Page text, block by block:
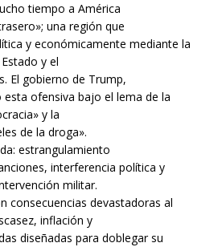
tiempo a América
una región que
y económicamente mediante la
y el
El gobierno de Trump,
ofensiva bajo el lema de la
y la
de la droga».
estrangulamiento
interferencia política y
militar.
consecuencias devastadoras al
inflación y
diseñadas para doblegar su